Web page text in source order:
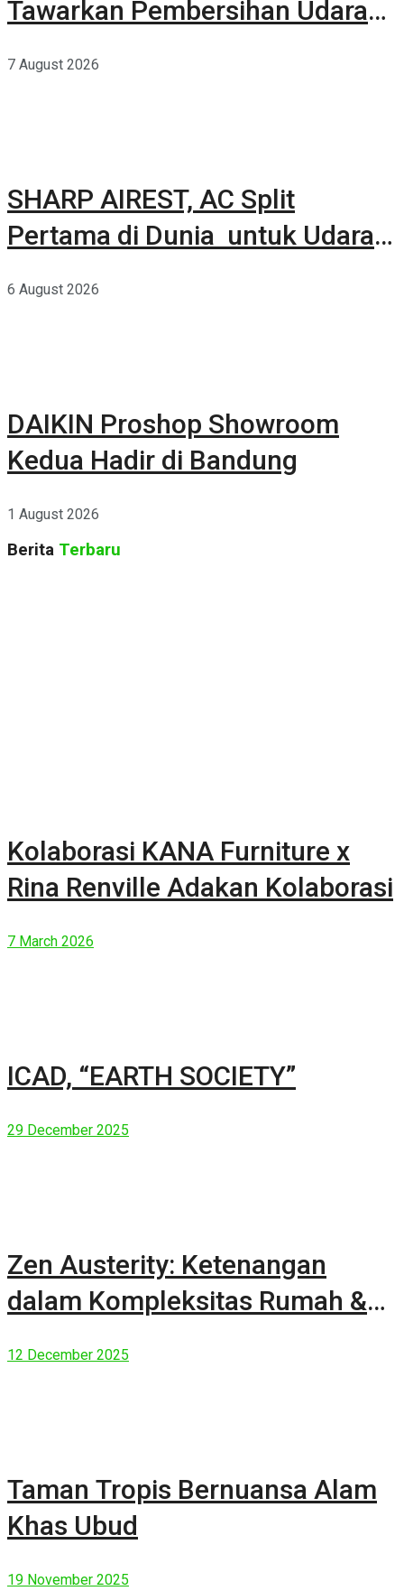
Tawarkan Pembersihan Udara
7 August 2026
SHARP AIREST, AC Split
Pertama di Dunia untuk Udara
6 August 2026
DAIKIN Proshop Showroom
Kedua Hadir di Bandung
1 August 2026
Berita Terbaru
Kolaborasi KANA Furniture x
Rina Renville Adakan Kolaborasi
7 March 2026
ICAD, “EARTH SOCIETY”
29 December 2025
Zen Austerity: Ketenangan
dalam Kompleksitas Rumah &
12 December 2025
Taman Tropis Bernuansa Alam
Khas Ubud
19 November 2025